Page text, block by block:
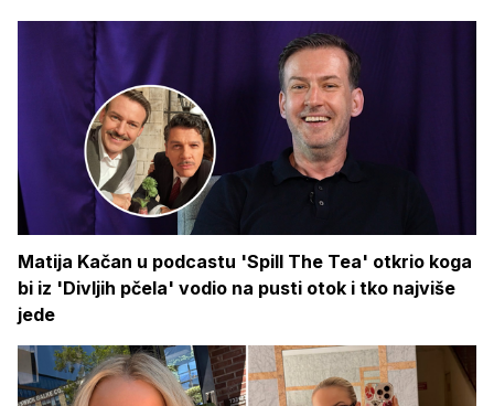
Matija Kačan u podcastu 'Spill The Tea' otkrio koga
bi iz 'Divljih pčela' vodio na pusti otok i tko najviše
jede